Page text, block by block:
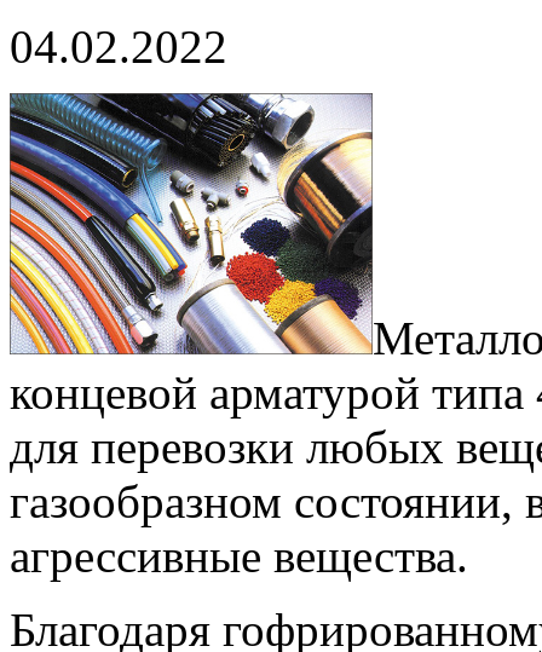
04.02.2022
концевой арматурой
для перевозки любых
газообразном
агрессивные вещества.
Благодаря